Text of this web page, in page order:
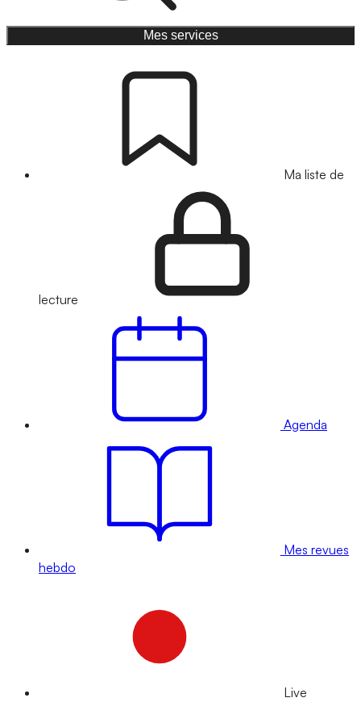
Mes services
Ma liste de
lecture
Agenda
Mes revues
hebdo
Live